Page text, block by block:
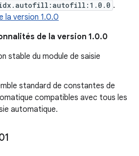
.
la version 1.0.0
de la version 1.0.0
stable du module de saisie
standard de constantes de
compatibles avec tous les
automatique.